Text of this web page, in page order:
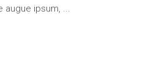
augue ipsum,